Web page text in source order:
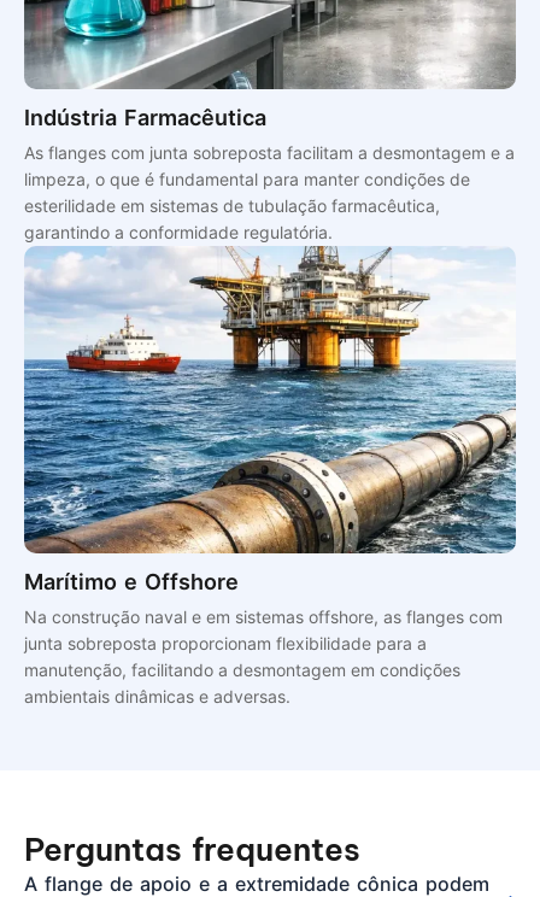
Indústria Farmacêutica
As flanges com junta sobreposta facilitam a desmontagem e a
limpeza, o que é fundamental para manter condições de
esterilidade em sistemas de tubulação farmacêutica,
garantindo a conformidade regulatória.
Marítimo e Offshore
Na construção naval e em sistemas offshore, as flanges com
junta sobreposta proporcionam flexibilidade para a
manutenção, facilitando a desmontagem em condições
ambientais dinâmicas e adversas.
Perguntas frequentes
A flange de apoio e a extremidade cônica podem